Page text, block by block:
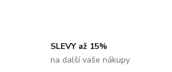
SLEVY až 15%
na další vaše nákupy